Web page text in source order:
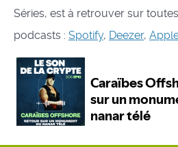
Séries, est à retrouver sur
podcasts : Spotify, Deezer,